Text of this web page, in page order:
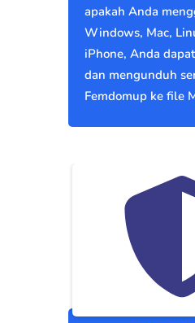
apakah Anda
Windows, Mac,
iPhone, Anda
dan mengunduh
Femdomup ke file